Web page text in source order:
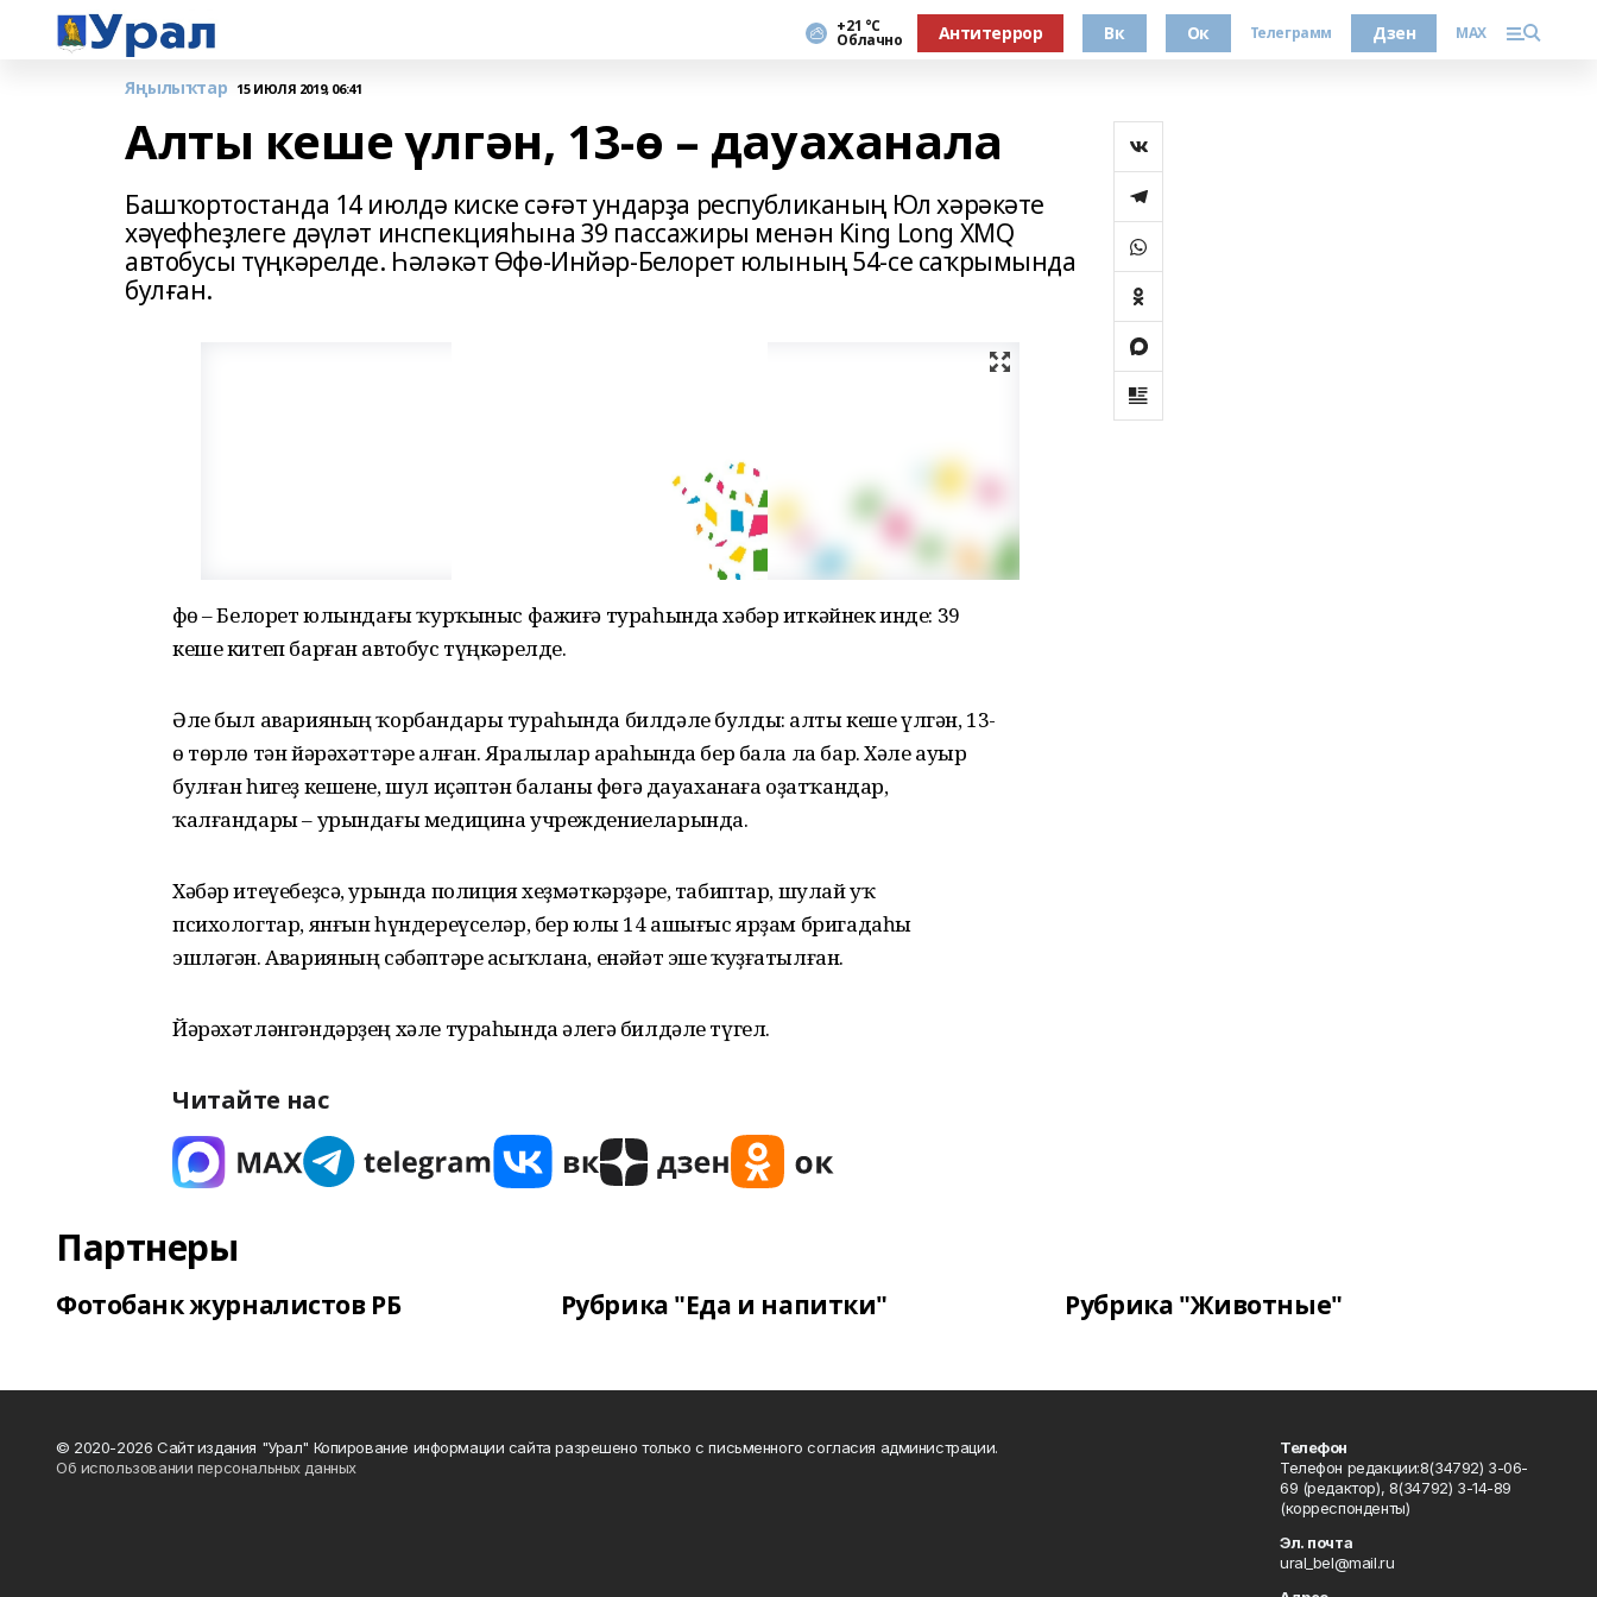
+21 °С
Облачно Антитеррор Вк Ок Телеграмм Дзен MAX
Яңылыҡтар 15 ИЮЛЯ 2019, 06:41
Алты кеше үлгән, 13-ө – дауаханала
Башҡортостанда 14 июлдә киске сәғәт ундарҙа республиканың Юл хәрәкәте
хәүефһеҙлеге дәүләт инспекцияһына 39 пассажиры менән King Long XMQ
автобусы түңкәрелде. Һәләкәт Өфө-Инйәр-Белорет юлының 54-се саҡрымында
булған.
Өфө – Белорет юлындағы ҡурҡыныс фажиғә тураһында хәбәр иткәйнек инде: 39
кеше китеп барған автобус түңкәрелде.
Әле был аварияның ҡорбандары тураһында билдәле булды: алты кеше үлгән, 13-
ө төрлө тән йәрәхәттәре алған. Яралылар араһында бер бала ла бар. Хәле ауыр
булған һигеҙ кешене, шул иҫәптән баланы Өфөгә дауаханаға оҙатҡандар,
ҡалғандары – урындағы медицина учреждениеларында.
Хәбәр итеүебеҙсә, урында полиция хеҙмәткәрҙәре, табиптар, шулай уҡ
психологтар, янғын һүндереүселәр, бер юлы 14 ашығыс ярҙам бригадаһы
эшләгән. Аварияның сәбәптәре асыҡлана, енәйәт эше ҡуҙғатылған.
Йәрәхәтләнгәндәрҙең хәле тураһында әлегә билдәле түгел.
Читайте нас
Партнеры
Фотобанк журналистов РБ Рубрика "Еда и напитки" Рубрика "Животные"
© 2020-2026 Сайт издания "Урал" Копирование информации сайта разрешено только с письменного согласия администрации.
Об использовании персональных данных
Телефон
Телефон редакции:8(34792) 3-06-
69 (редактор), 8(34792) 3-14-89
(корреспонденты)
Эл. почта
ural_bel@mail.ru